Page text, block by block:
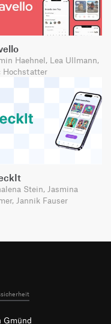
Haehnel, Lea Ullmann,
Hochstatter
Stein, Jasmina
Jannik Fauser
Gmünd